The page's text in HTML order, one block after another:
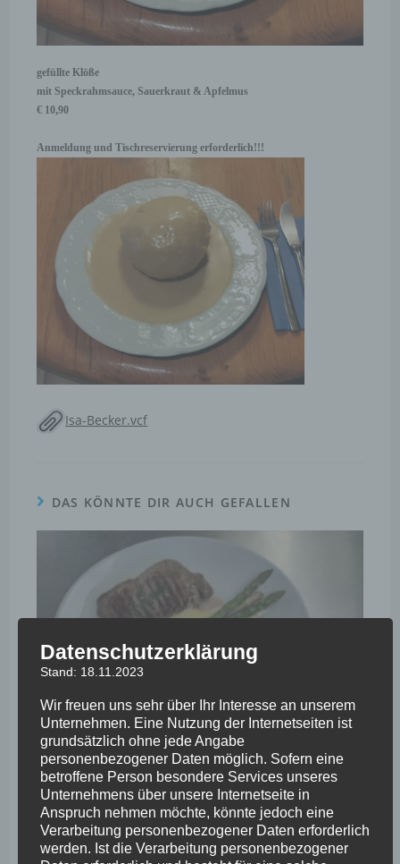
gefüllte Klöße
mit Speckrahmsauce, Sauerkraut & Apfelmus
€ 10,90
Anmeldung und Tischreservierung erforderlich!!!
Isa-Becker.vcf
DAS KÖNNTE DIR AUCH GEFALLEN
Unserer Empfehlung an Pfingsten
31. Mai 2022
Datenschutzerklärung
Stand: 18.11.2023
Wir freuen uns sehr über Ihr Interesse an unserem
Unternehmen. Eine Nutzung der Internetseiten ist
grundsätzlich ohne jede Angabe
personenbezogener Daten möglich. Sofern eine
betroffene Person besondere Services unseres
Unternehmens über unsere Internetseite in
Anspruch nehmen möchte, könnte jedoch eine
Verarbeitung personenbezogener Daten erforderlich
werden. Ist die Verarbeitung personenbezogener